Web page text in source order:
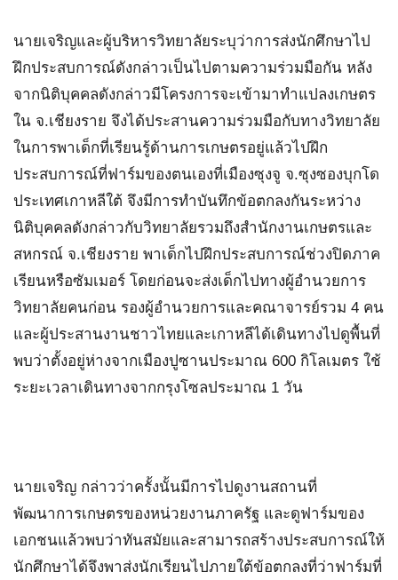
นายเจริญและผู้บริหารวิทยาลัยระบุว่าการส่งนักศึกษาไป
ฝึกประสบการณ์ดังกล่าวเป็นไปตามความร่วมมือกัน หลัง
จากนิติบุคคลดังกล่าวมีโครงการจะเข้ามาทำแปลงเกษตร
ใน จ.เชียงราย จึงได้ประสานความร่วมมือกับทางวิทยาลัย
ในการพาเด็กที่เรียนรู้ด้านการเกษตรอยู่แล้วไปฝึก
ประสบการณ์ที่ฟาร์มของตนเองที่เมืองซุงจู จ.ซุงซองบุกโด
ประเทศเกาหลีใต้ จึงมีการทำบันทึกข้อตกลงกันระหว่าง
นิติบุคคลดังกล่าวกับวิทยาลัยรวมถึงสำนักงานเกษตรและ
สหกรณ์ จ.เชียงราย พาเด็กไปฝึกประสบการณ์ช่วงปิดภาค
เรียนหรือซัมเมอร์ โดยก่อนจะส่งเด็กไปทางผู้อำนวยการ
วิทยาลัยคนก่อน รองผู้อำนวยการและคณาจารย์รวม 4 คน
และผู้ประสานงานชาวไทยและเกาหลีได้เดินทางไปดูพื้นที่
พบว่าตั้งอยู่ห่างจากเมืองปูซานประมาณ 600 กิโลเมตร ใช้
ระยะเวลาเดินทางจากกรุงโซลประมาณ 1 วัน
นายเจริญ กล่าวว่าครั้งนั้นมีการไปดูงานสถานที่
พัฒนาการเกษตรของหน่วยงานภาครัฐ และดูฟาร์มของ
เอกชนแล้วพบว่าทันสมัยและสามารถสร้างประสบการณ์ให้
นักศึกษาได้จึงพาส่งนักเรียนไปภายใต้ข้อตกลงที่ว่าฟาร์มที่